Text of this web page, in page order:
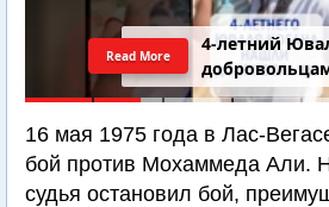
4-летний
Read More
16 мая 1975 года в Лас-
бой против Мохаммеда Али.
судья остановил бой,